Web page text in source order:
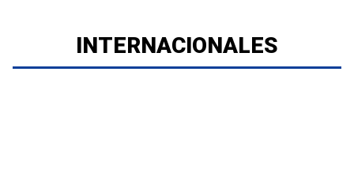
INTERNACIONALES